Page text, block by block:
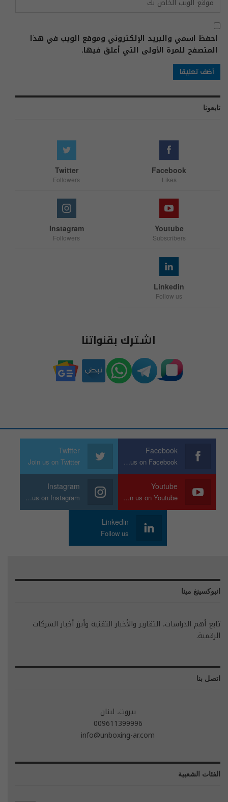
احفظ اسمي والبريد الإلكتروني وموقع الويب في هذا
المتصفح للمرة الأولى التي أعلق فيها.
تابعونا
Facebook
Likes
Twitter
Followers
Youtube
Subscribers
Instagram
Followers
Linkedin
Follow us
اشترك بقنواتنا
Facebook
Join us on Facebook
Twitter
Join us on Twitter
Youtube
Join us on Youtube
Instagram
Join us on Instagram
Linkedin
Follow us
انبوكسينغ مينا
تابع أهم الدراسات، التقارير والأخبار التقنية وأبرز أخبار الشركات
الرقمية.
اتصل بنا
بيروت، لبنان
009611399996
info@unboxing-ar.com
الفئات الشعبية